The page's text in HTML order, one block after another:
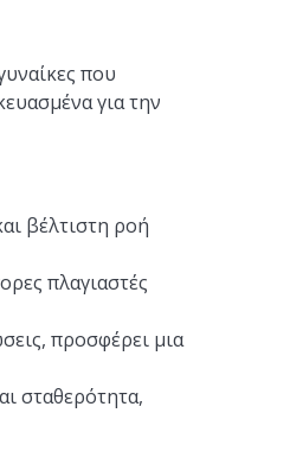
που
για την
βέλτιστη ροή
πλαγιαστές
προσφέρει μια
σταθερότητα,